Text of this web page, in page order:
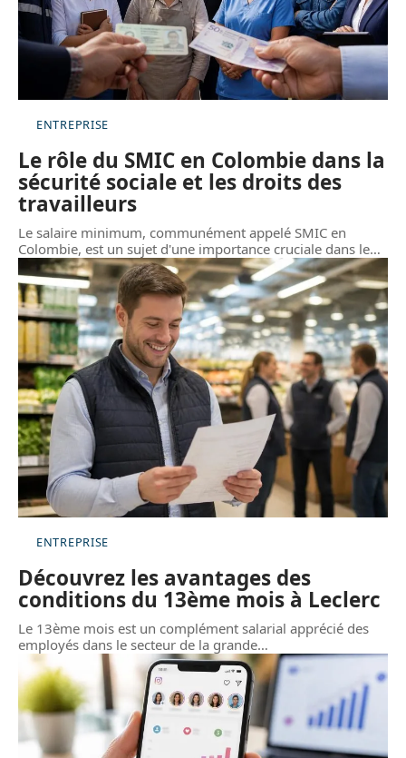
ENTREPRISE
Le rôle du SMIC en Colombie dans la
sécurité sociale et les droits des
travailleurs
Le salaire minimum, communément appelé SMIC en
Colombie, est un sujet d'une importance cruciale dans le…
ENTREPRISE
Découvrez les avantages des
conditions du 13ème mois à Leclerc
Le 13ème mois est un complément salarial apprécié des
employés dans le secteur de la grande…